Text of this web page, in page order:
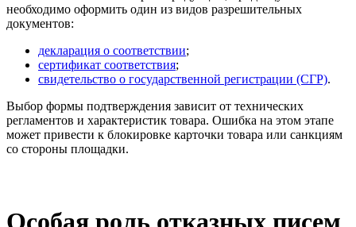
необходимо оформить один из видов разрешительных
документов:
декларация о соответствии;
сертификат соответствия;
свидетельство о государственной регистрации (СГР).
Выбор формы подтверждения зависит от технических
регламентов и характеристик товара. Ошибка на этом этапе
может привести к блокировке карточки товара или санкциям
со стороны площадки.